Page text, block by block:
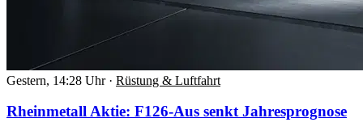
Gestern, 14:28 Uhr · Rüstung & Luftfahrt
Rheinmetall Aktie: F126-Aus senkt Jahresprognose